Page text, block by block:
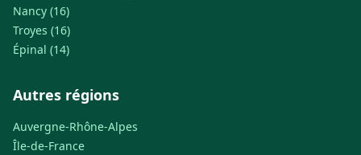
Nancy (16)
Troyes (16)
Épinal (14)
Autres régions
Auvergne-Rhône-Alpes
Île-de-France